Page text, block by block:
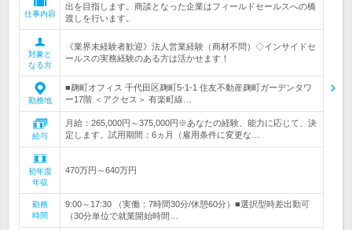
仕事内容
出を目指します。商談となった企業はフィールドセールスへの橋
渡しを行います。
対象と
なる方
《業界未経験者歓迎》法人営業経験（商材不問）◇インサイドセ
ールスの実務経験のある方は活かせます！
勤務地
■麹町オフィス 千代田区麹町5-1-1 住友不動産麹町ガーデンタワ
ー17階 ＜アクセス＞ 有楽町線…
給与
月給：265,000円～375,000円※あなたの経験、能力に応じて、決
定します。試用期間：6ヵ月（雇用条件に変更な…
初年度
年収
470万円～640万円
勤務
時間
9:00～17:30 （実働：7時間30分/休憩60分）■選択型時差出勤可
（30分単位で就業開始時間…